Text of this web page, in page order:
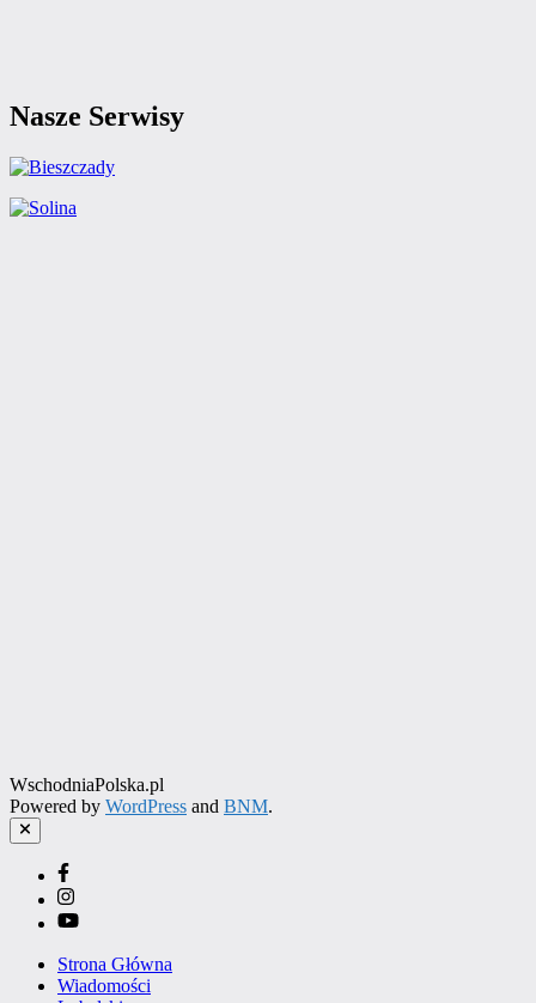
Nasze Serwisy
WschodniaPolska.pl
Powered by WordPress and BNM.
Close
Facebook
Instagram
YouTube
Strona Główna
Wiadomości